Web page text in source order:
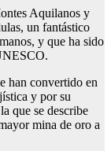
Aquilanos y
un fantástico
y que ha sido
han convertido en
y por su
que se describe
mina de oro a